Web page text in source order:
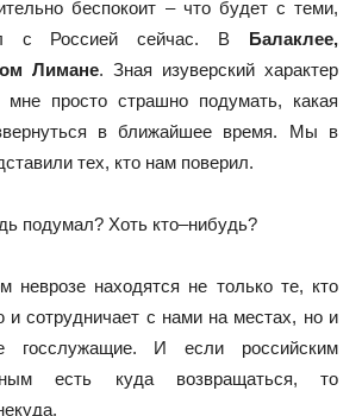
беспокоит – что будет с теми,
с Россией сейчас. В Балаклее,
Лимане. Зная изуверский характер
мне просто страшно подумать, какая
в ближайшее время. Мы в
тех, кто нам поверил.
подумал? Хоть кто–нибудь?
неврозе находятся не только те, кто
и сотрудничает с нами на местах, но и
госслужащие. И если российским
есть куда возвращаться, то